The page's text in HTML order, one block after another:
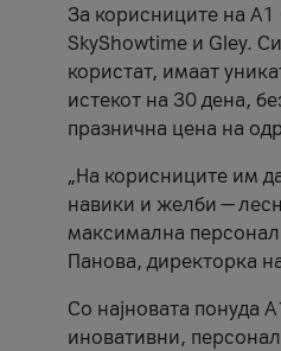
За корисниците на
SkyShowtime и Gley.
користат, имаат
истекот на 30 дена,
празнична цена на
„На корисниците им
навики и желби —
максимална
Панова, директорка
Со најновата понуда
иновативни,